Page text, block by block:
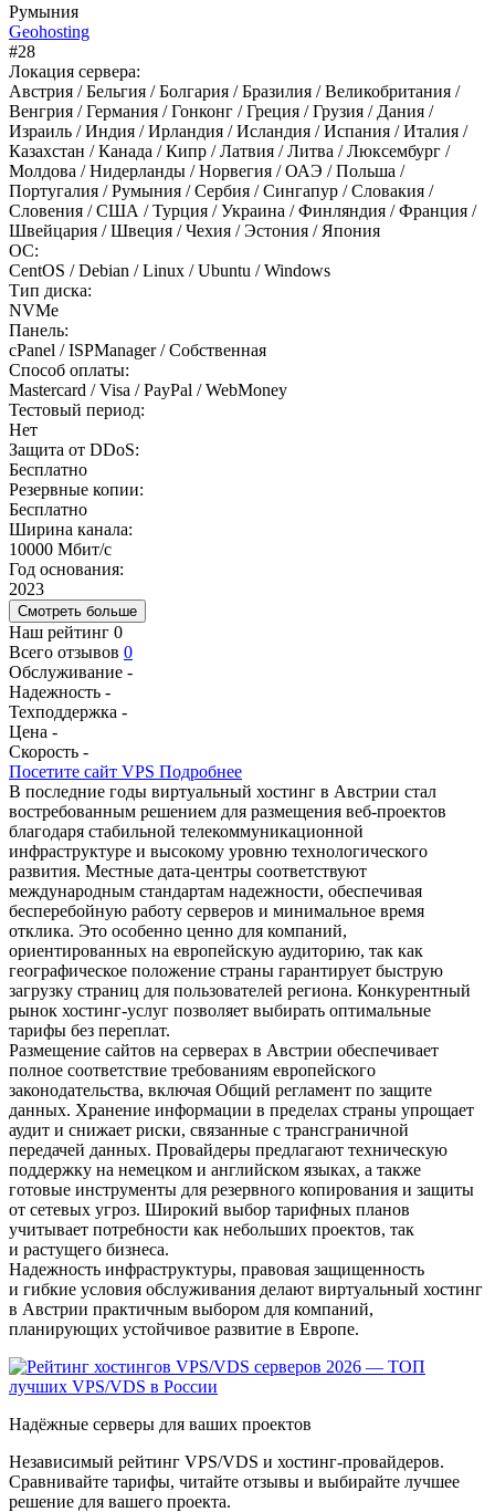
Румыния
Geohosting
#28
Локация сервера:
Австрия / Бельгия / Болгария / Бразилия / Великобритания /
Венгрия / Германия / Гонконг / Греция / Грузия / Дания /
Израиль / Индия / Ирландия / Исландия / Испания / Италия /
Казахстан / Канада / Кипр / Латвия / Литва / Люксембург /
Молдова / Нидерланды / Норвегия / ОАЭ / Польша /
Португалия / Румыния / Сербия / Сингапур / Словакия /
Словения / США / Турция / Украина / Финляндия / Франция /
Швейцария / Швеция / Чехия / Эстония / Япония
ОС:
CentOS / Debian / Linux / Ubuntu / Windows
Тип диска:
NVMe
Панель:
cPanel / ISPManager / Собственная
Способ оплаты:
Mastercard / Visa / PayPal / WebMoney
Тестовый период:
Нет
Защита от DDoS:
Бесплатно
Резервные копии:
Бесплатно
Ширина канала:
10000 Мбит/с
Год основания:
2023
Смотреть больше
Наш рейтинг 0
Всего отзывов 0
Обслуживание -
Надежность -
Техподдержка -
Цена -
Скорость -
Посетите сайт VPS Подробнее
В последние годы виртуальный хостинг в Австрии стал
востребованным решением для размещения веб-проектов
благодаря стабильной телекоммуникационной
инфраструктуре и высокому уровню технологического
развития. Местные дата-центры соответствуют
международным стандартам надежности, обеспечивая
бесперебойную работу серверов и минимальное время
отклика. Это особенно ценно для компаний,
ориентированных на европейскую аудиторию, так как
географическое положение страны гарантирует быструю
загрузку страниц для пользователей региона. Конкурентный
рынок хостинг-услуг позволяет выбирать оптимальные
тарифы без переплат.
Размещение сайтов на серверах в Австрии обеспечивает
полное соответствие требованиям европейского
законодательства, включая Общий регламент по защите
данных. Хранение информации в пределах страны упрощает
аудит и снижает риски, связанные с трансграничной
передачей данных. Провайдеры предлагают техническую
поддержку на немецком и английском языках, а также
готовые инструменты для резервного копирования и защиты
от сетевых угроз. Широкий выбор тарифных планов
учитывает потребности как небольших проектов, так
и растущего бизнеса.
Надежность инфраструктуры, правовая защищенность
и гибкие условия обслуживания делают виртуальный хостинг
в Австрии практичным выбором для компаний,
планирующих устойчивое развитие в Европе.
Надёжные серверы для ваших проектов
Независимый рейтинг VPS/VDS и хостинг-провайдеров.
Сравнивайте тарифы, читайте отзывы и выбирайте лучшее
решение для вашего проекта.